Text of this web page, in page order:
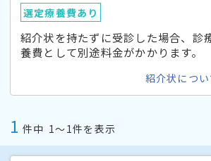
選定療養費あり
紹介状を持たずに受診した場合、診
養費として別途料金がかかります。
紹介状につ
1 件中 1〜1件を表示